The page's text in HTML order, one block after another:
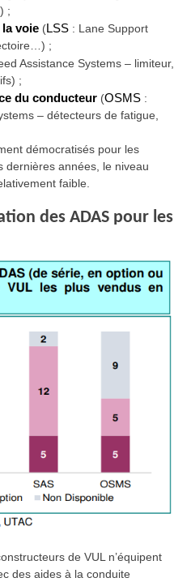
;
voie (LSS : Lane Support
;
Assistance Systems – limiteur,
;
du conducteur (OSMS :
– détecteurs de fatigue,
démocratisés pour les
dernières années, le niveau
faible.
des ADAS pour les
de VUL n’équipent
des aides à la conduite